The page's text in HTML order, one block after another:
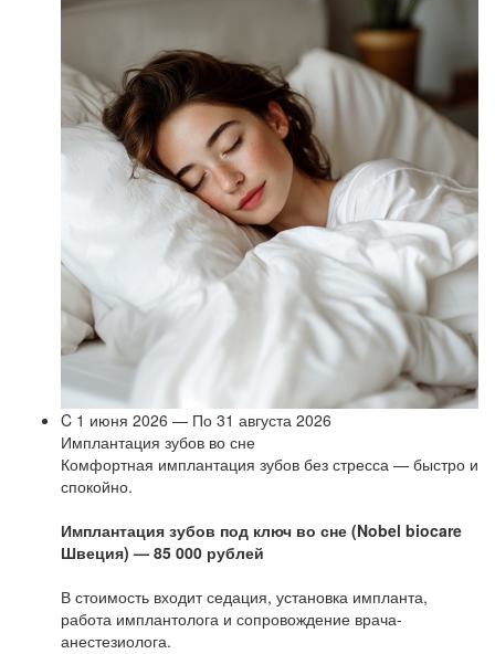
C 1 июня 2026 — По 31 августа 2026
Имплантация зубов во сне
Комфортная имплантация зубов без стресса — быстро и
спокойно.
Имплантация зубов под ключ во сне (Nobel biocare
Швеция) — 85 000 рублей
В стоимость входит седация, установка импланта,
работа имплантолога и сопровождение врача-
анестезиолога.